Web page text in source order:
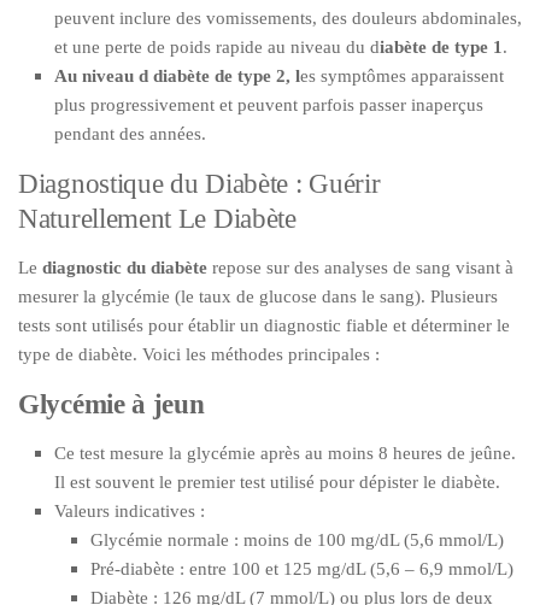
peuvent inclure des vomissements, des douleurs abdominales,
et une perte de poids rapide au niveau du diabète de type 1 .
Au niveau d diabète de type 2, les symptômes apparaissent
plus progressivement et peuvent parfois passer inaperçus
pendant des années.
Diagnostique du Diabète : Guérir
Naturellement Le Diabète
Le diagnostic du diabète repose sur des analyses de sang visant à
mesurer la glycémie (le taux de glucose dans le sang). Plusieurs
tests sont utilisés pour établir un diagnostic fiable et déterminer le
type de diabète. Voici les méthodes principales :
Glycémie à jeun
Ce test mesure la glycémie après au moins 8 heures de jeûne.
Il est souvent le premier test utilisé pour dépister le diabète.
Valeurs indicatives :
Glycémie normale : moins de 100 mg/dL (5,6 mmol/L)
Pré-diabète : entre 100 et 125 mg/dL (5,6 – 6,9 mmol/L)
Diabète : 126 mg/dL (7 mmol/L) ou plus lors de deux